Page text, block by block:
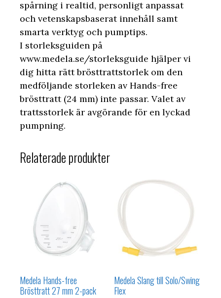
spårning i realtid, personligt anpassat
och vetenskapsbaserat innehåll samt
smarta verktyg och pumptips.
I storleksguiden på
www.medela.se/storleksguide hjälper vi
dig hitta rätt brösttrattstorlek om den
medföljande storleken av Hands-free
brösttratt (24 mm) inte passar. Valet av
trattsstorlek är avgörande för en lyckad
pumpning.
Relaterade produkter
Medela Hands-free
Brösttratt 27 mm 2-pack
Medela Slang till Solo/Swing
Flex